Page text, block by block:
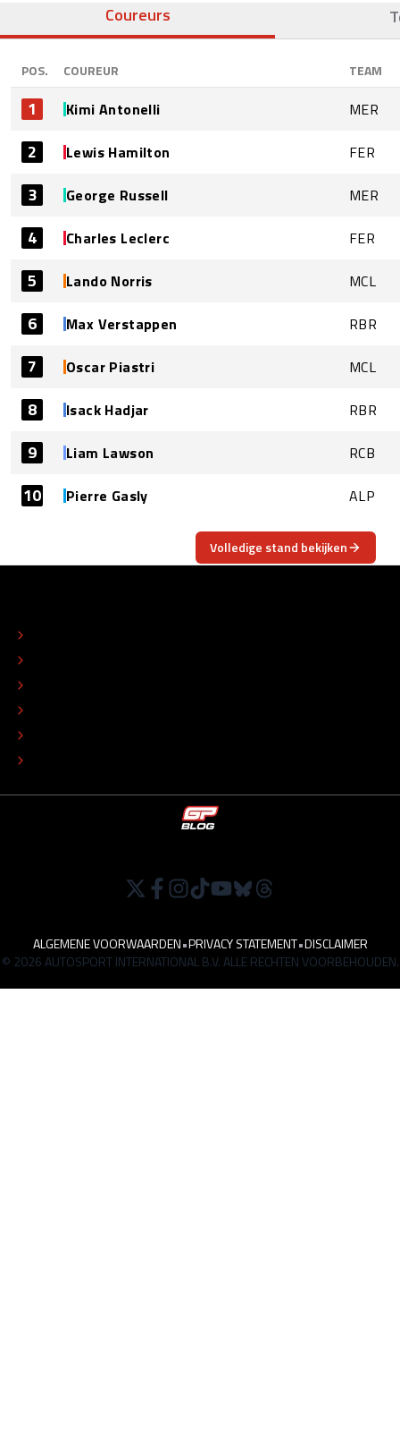
Coureurs
POS. COUREUR TEAM
1 Kimi Antonelli MER
2 Lewis Hamilton FER
3 George Russell MER
4 Charles Leclerc FER
5 Lando Norris MCL
6 Max Verstappen RBR
7 Oscar Piastri MCL
8 Isack Hadjar RBR
9 Liam Lawson RCB
10 Pierre Gasly ALP
Volledige stand bekijken
ALGEMENE VOORWAARDEN•PRIVACY STATEMENT•DISCLAIMER
© 2026 AUTOSPORT INTERNATIONAL B.V. ALLE RECHTEN VOORBEHOUDEN.